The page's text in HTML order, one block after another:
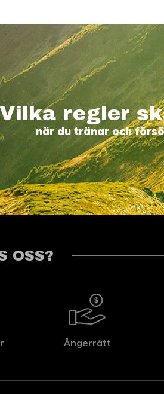
Vilka regler
när du tränar och
OSS?
Ångerrätt